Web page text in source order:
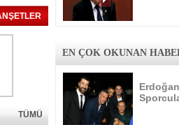
TÜMÜ
EN ÇOK OKUNAN